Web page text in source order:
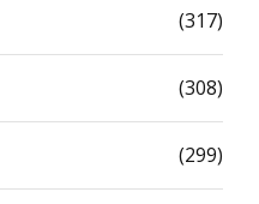
(317)
(308)
(299)